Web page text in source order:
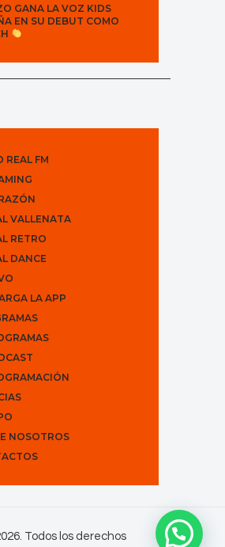
GANA LA VOZ KIDS
EN SU DEBUT COMO
REAL FM
VALLENATA
RETRO
DANCE
LA APP
NOSOTROS
Todos los derechos